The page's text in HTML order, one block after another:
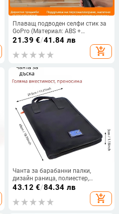
Плаващ подводен селфи стик за
GoPro (Материал: ABS +
алуминиева сплав;
Съвместимост: универсална;
Бранд: Nothing)
21.39 €/41.84 лв
add_shopping_cart
Чанта за барабанни палки,
дизайн раница, полиестер,
презрамка с въздушна подложка,
43.12 €/84.34 лв
add_shopping_cart